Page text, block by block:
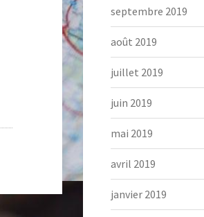
septembre 2019
août 2019
juillet 2019
juin 2019
mai 2019
avril 2019
janvier 2019